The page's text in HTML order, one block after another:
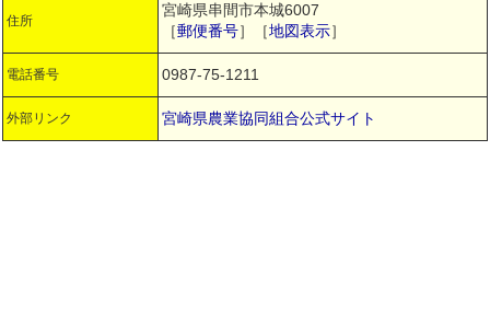
住所
宮崎県串間市本城6007
［郵便番号］［地図表示］
電話番号 0987-75-1211
外部リンク 宮崎県農業協同組合公式サイト